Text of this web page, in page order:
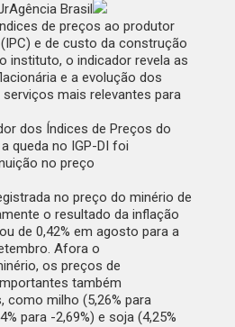
Brasil
de preços ao produtor
e de custo da construção
instituto, o indicador revela as
e a evolução dos
mais relevantes para
dos Índices de Preços do
queda no IGP-DI foi
no preço
no preço do minério de
o resultado da inflação
de 0,42% em agosto para a
Afora o
os preços de
também
como milho (5,26% para
para -2,69%) e soja (4,25%